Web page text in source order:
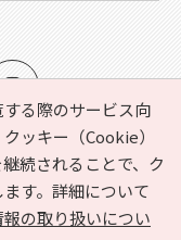
る際のサービス向
ッキー（Cookie）
続されることで、ク
す。詳細について
報の取り扱いについ
り
ヘルプ
運営会社
い合わせ